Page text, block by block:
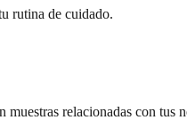
rutina de cuidado.
relacionadas con tus